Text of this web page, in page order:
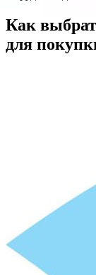
Как
для